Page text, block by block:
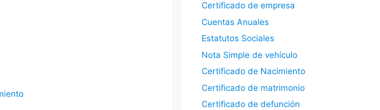
Certificado de empresa
Cuentas Anuales
Estatutos Sociales
Nota Simple de vehículo
Certificado de Nacimiento
Certificado de matrimonio
Certificado de defunción